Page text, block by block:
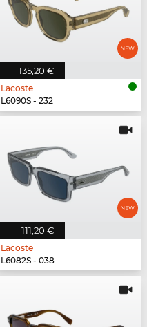
135,20 €
Lacoste
L6090S - 232
111,20 €
Lacoste
L6082S - 038